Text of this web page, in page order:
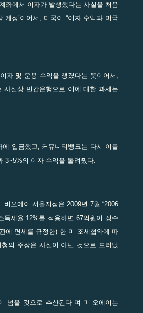
좌에서 이자가 발생했다는 사실을 처음
정’이어서, 미국이 “이자 수익과 미국
자 및 운용 수익을 챙겼다는 뜻이어서,
실상 민간은행으로 이에 대한 과세는
입금했고, 커뮤니티뱅크는 다시 이를
3~5%의 이자 수익을 돌려줬다.
오에이 서울지점은 2009년 7월 “2006
세율 12%를 적용하면 67억원이 징수
에 면세를 규정한) 한-미 조세협약에 따
의 주장은 사실이 아닌 것으로 드러났
넘을 것으로 추산된다”며 “비오에이는